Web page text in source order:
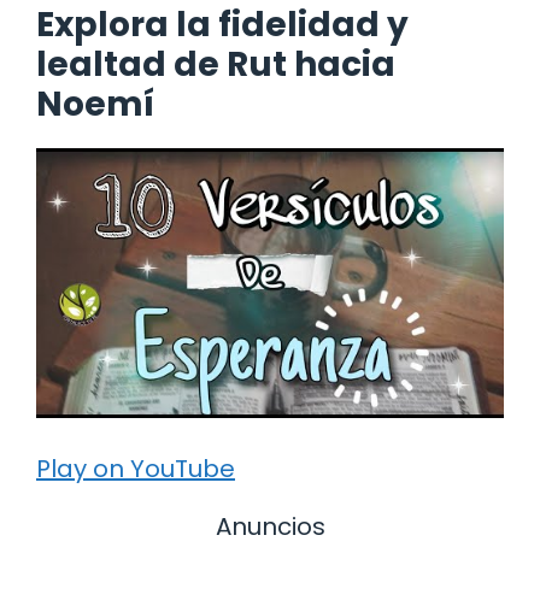
Explora la fidelidad y
lealtad de Rut hacia
Noemí
Play on YouTube
Anuncios